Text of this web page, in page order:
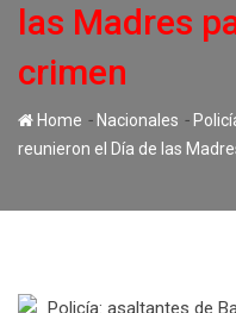
las Madres
crimen
Home - Nacionales -
reunieron el Día de las